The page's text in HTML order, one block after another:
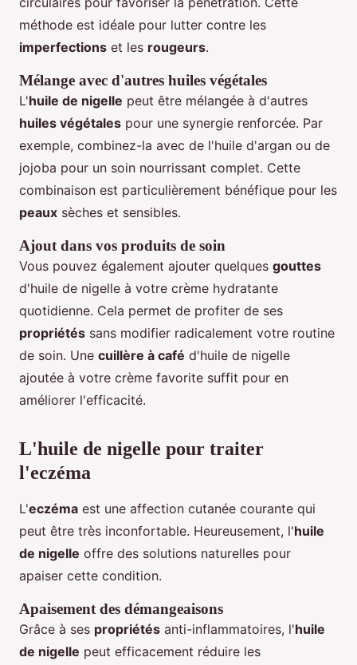
méthode est idéale pour lutter contre les
imperfections et les rougeurs.
Mélange avec d'autres huiles végétales
L'huile de nigelle peut être mélangée à d'autres
huiles végétales pour une synergie renforcée. Par
exemple, combinez-la avec de l'huile d'argan ou de
jojoba pour un soin nourrissant complet. Cette
combinaison est particulièrement bénéfique pour les
peaux sèches et sensibles.
Ajout dans vos produits de soin
Vous pouvez également ajouter quelques gouttes
d'huile de nigelle à votre crème hydratante
quotidienne. Cela permet de profiter de ses
propriétés sans modifier radicalement votre routine
de soin. Une cuillère à café d'huile de nigelle
ajoutée à votre crème favorite suffit pour en
améliorer l'efficacité.
L'huile de nigelle pour traiter
l'eczéma
L'eczéma est une affection cutanée courante qui
peut être très inconfortable. Heureusement, l'huile
de nigelle offre des solutions naturelles pour
apaiser cette condition.
Apaisement des démangeaisons
Grâce à ses propriétés anti-inflammatoires, l'huile
de nigelle peut efficacement réduire les